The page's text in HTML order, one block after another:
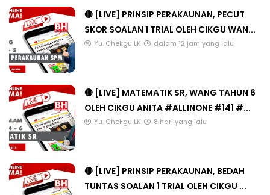
🔴 [LIVE] PRINSIP PERAKAUNAN, PECUT
SKOR SOALAN 1 TRIAL OLEH CIKGU WAN...
Yu. Chekgu LK dalam 12 jam yang lalu
🔴 [LIVE] MATEMATIK SR, WANG TAHUN 6
OLEH CIKGU ANITA #ALLINONE #141 #...
Yu. Chekgu LK 8 hari yang lalu
🔴 [LIVE] PRINSIP PERAKAUNAN, BEDAH
TUNTAS SOALAN 1 TRIAL OLEH CIKGU ...